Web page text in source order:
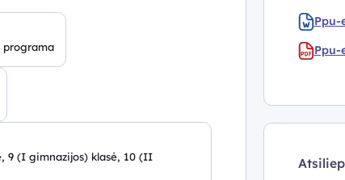
9 (I gimnazijos) klasė, 10 (II
Ppu-
Ppu-